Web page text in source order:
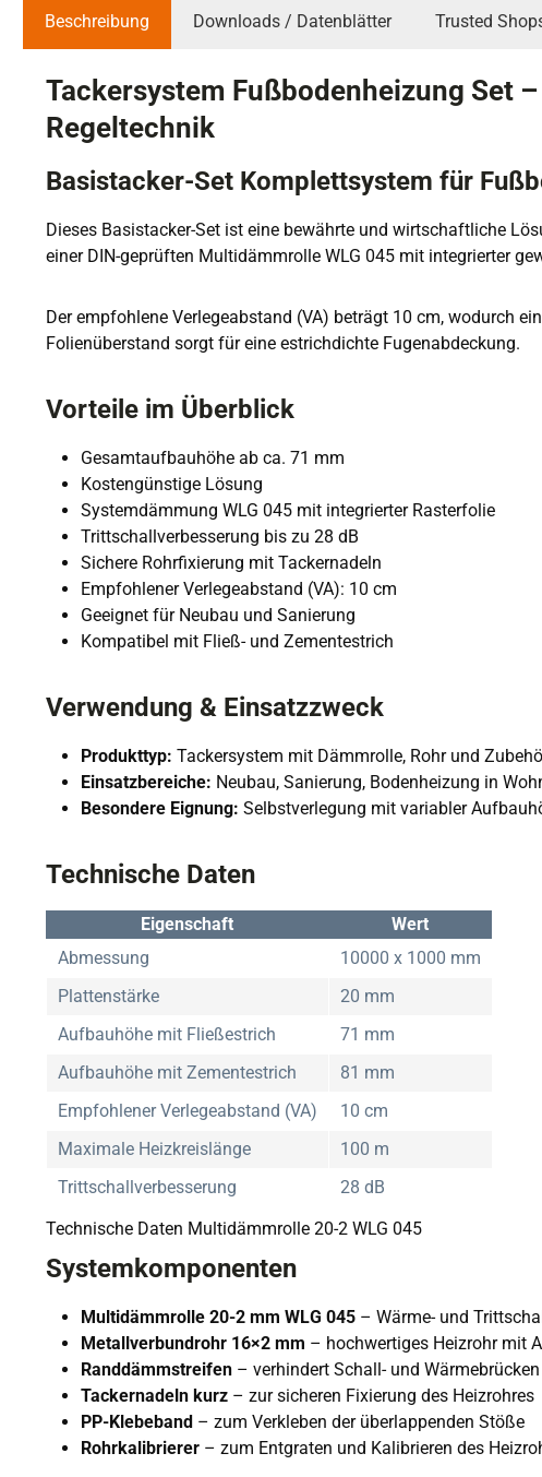
Beschreibung Downloads / Datenblätter Trusted
Tackersystem Fußbodenheizung Set
Regeltechnik
Basistacker-Set Komplettsystem für
Dieses Basistacker-Set ist eine bewährte und wirtschaftliche
einer DIN-geprüften Multidämmrolle WLG 045 mit integrierter
Der empfohlene Verlegeabstand (VA) beträgt 10 cm, wodurch
Folienüberstand sorgt für eine estrichdichte Fugenabdeckung.
Vorteile im Überblick
Gesamtaufbauhöhe ab ca. 71 mm
Kostengünstige Lösung
Systemdämmung WLG 045 mit integrierter Rasterfolie
Trittschallverbesserung bis zu 28 dB
Sichere Rohrfixierung mit Tackernadeln
Empfohlener Verlegeabstand (VA): 10 cm
Geeignet für Neubau und Sanierung
Kompatibel mit Fließ- und Zementestrich
Verwendung & Einsatzzweck
Produkttyp: Tackersystem mit Dämmrolle, Rohr und
Einsatzbereiche: Neubau, Sanierung, Bodenheizung in
Besondere Eignung: Selbstverlegung mit variabler
Technische Daten
Technische Daten Multidämmrolle 20-2 WLG 045
Eigenschaft
Wert
Abmessung
10000 x 1000 mm
Plattenstärke
20 mm
Aufbauhöhe mit Fließestrich
71 mm
Aufbauhöhe mit Zementestrich
81 mm
Empfohlener Verlegeabstand (VA)
10 cm
Maximale Heizkreislänge
100 m
Trittschallverbesserung
28 dB
Systemkomponenten
Multidämmrolle 20-2 mm WLG 045 – Wärme- und
Metallverbundrohr 16×2 mm – hochwertiges Heizrohr mit
Randdämmstreifen – verhindert Schall- und Wärmebrücken
Tackernadeln kurz – zur sicheren Fixierung des Heizrohres
PP-Klebeband – zum Verkleben der überlappenden Stöße
Rohrkalibrierer – zum Entgraten und Kalibrieren des